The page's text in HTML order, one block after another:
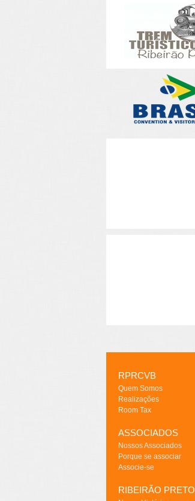
RPRCVB
Quem Somos
Realizações
Room Tax
ASSOCIADOS
Nossos Associados
Porque se associar
Associe-se
RIBEIRÃO PRETO